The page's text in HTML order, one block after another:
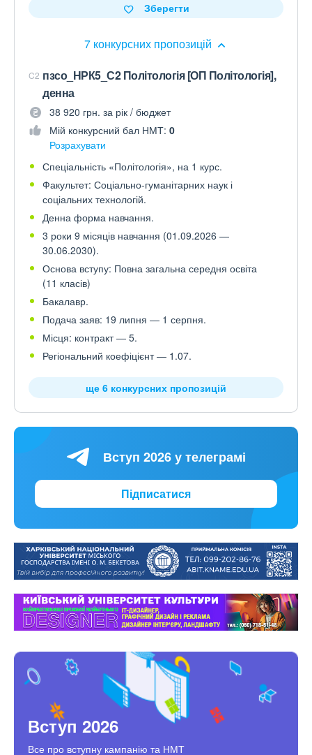
7 конкурсних пропозицій
Зберегти
C2 пзсо_НРК5_С2 Політологія [ОП Політологія],
денна
38 920 грн. за рік / бюджет
Мій конкурсний бал НМТ: 0
Розрахувати
Спеціальність «Політологія», на 1 курс.
Факультет: Соціально-гуманітарних наук і
соціальних технологій.
Денна форма навчання.
3 роки 9 місяців навчання (01.09.2026 —
30.06.2030).
Основа вступу: Повна загальна середня освіта
(11 класів)
Бакалавр.
Подача заяв: 19 липня — 1 серпня.
Місця: контракт — 5.
Регіональний коефіцієнт — 1.07.
ще 6 конкурсних пропозицій
Вступ 2026 у телеграмі
Підписатися
Вступ 2026
Все про вступну кампанію та НМТ